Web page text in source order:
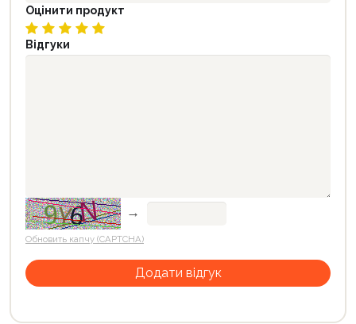
Оцінити продукт
Відгуки
→
Обновить капчу (CAPTCHA)